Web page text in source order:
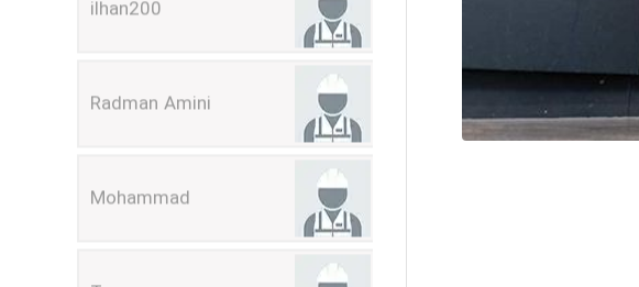
Radman Amini
Mohammad
Tavan